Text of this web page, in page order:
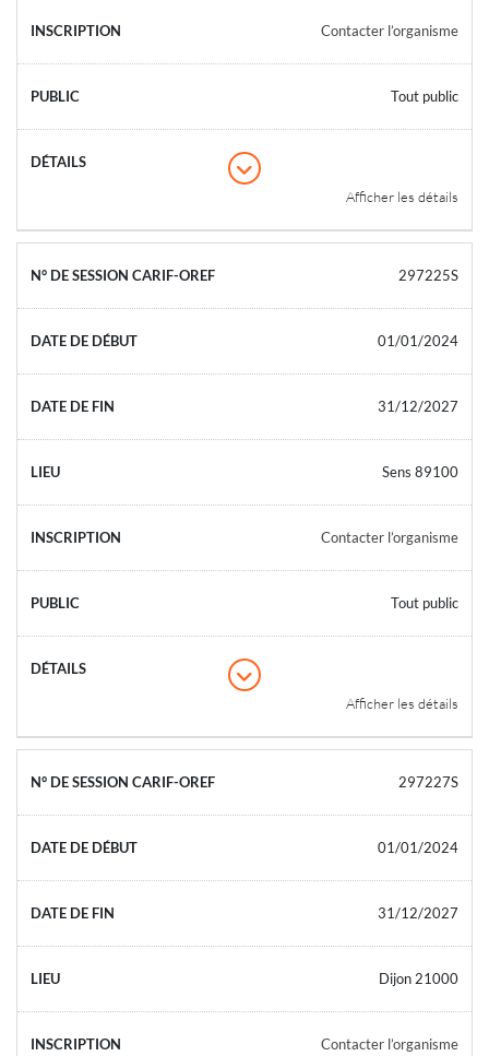
Contacter l’organisme
Tout public
Afficher les détails
297225S
01/01/2024
31/12/2027
Sens 89100
Contacter l’organisme
Tout public
Afficher les détails
297227S
01/01/2024
31/12/2027
Dijon 21000
Contacter l’organisme